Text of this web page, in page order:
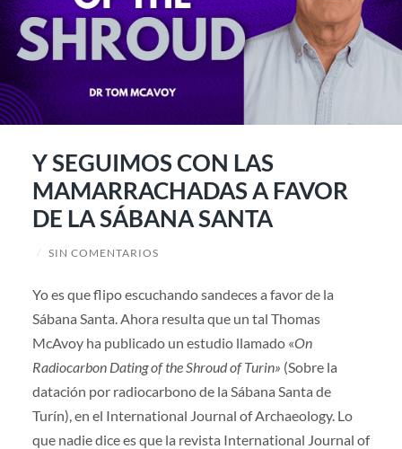
Y SEGUIMOS CON LAS
MAMARRACHADAS A FAVOR
DE LA SÁBANA SANTA
/ SIN COMENTARIOS
Yo es que flipo escuchando sandeces a favor de la
Sábana Santa. Ahora resulta que un tal Thomas
McAvoy ha publicado un estudio llamado «On
Radiocarbon Dating of the Shroud of Turin» (Sobre la
datación por radiocarbono de la Sábana Santa de
Turín), en el International Journal of Archaeology. Lo
que nadie dice es que la revista International Journal of